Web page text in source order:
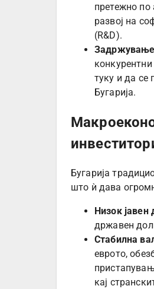
претежно по
развој на
(R&D).
Задржување
туку и да се
Бугарија.
Бугарија
што ѝ дава
Низок јавен
државен
Стабилна
еврото,
кај